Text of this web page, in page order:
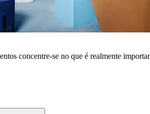
concentre-se no que é realmente